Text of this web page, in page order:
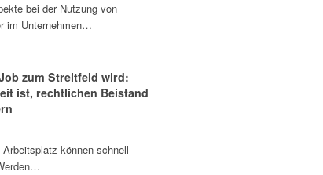
bei der Nutzung von
im Unternehmen…
zum Streitfeld wird:
ist, rechtlichen Beistand
können schnell